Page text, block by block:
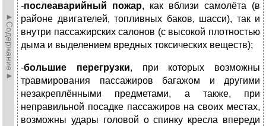
►Содержание►
-послеаварийный пожар, как вблизи самолёта (в
районе двигателей, топливных баков, шасси), так и
внутри пассажирских салонов (с высокой плотностью
дыма и выделением вредных токсических веществ);
-большие перегрузки, при которых возможны
травмирования пассажиров багажом и другими
незакреплёнными предметами, а также, при
неправильной посадке пассажиров на своих местах,
возможны удары головой о спинку кресла впереди